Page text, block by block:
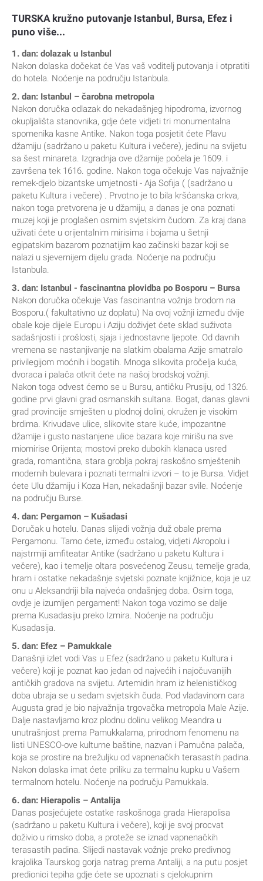
TURSKA kružno putovanje Istanbul, Bursa, Efez i
puno više...
1. dan: dolazak u Istanbul
Nakon dolaska dočekat će Vas vaš voditelj putovanja i otpratiti
do hotela. Noćenje na području Istanbula.
2. dan: Istanbul – čarobna metropola
Nakon doručka odlazak do nekadašnjeg hipodroma, izvornog
okupljališta stanovnika, gdje ćete vidjeti tri monumentalna
spomenika kasne Antike. Nakon toga posjetit ćete Plavu
džamiju (sadržano u paketu Kultura i večere), jedinu na svijetu
sa šest minareta. Izgradnja ove džamije počela je 1609. i
završena tek 1616. godine. Nakon toga očekuje Vas najvažnije
remek-djelo bizantske umjetnosti - Aja Sofija ( (sadržano u
paketu Kultura i večere) . Prvotno je to bila kršćanska crkva,
nakon toga pretvorena je u džamiju, a danas je ona poznati
muzej koji je proglašen osmim svjetskim čudom. Za kraj dana
uživati ćete u orijentalnim mirisima i bojama u šetnji
egipatskim bazarom poznatijim kao začinski bazar koji se
nalazi u sjevernijem dijelu grada. Noćenje na području
Istanbula.
3. dan: Istanbul - fascinantna plovidba po Bosporu – Bursa
Nakon doručka očekuje Vas fascinantna vožnja brodom na
Bosporu.( fakultativno uz doplatu) Na ovoj vožnji između dvije
obale koje dijele Europu i Aziju doživjet ćete sklad suživota
sadašnjosti i prošlosti, sjaja i jednostavne ljepote. Od davnih
vremena se nastanjivanje na slatkim obalama Azije smatralo
privilegijom moćnih i bogatih. Mnoga slikovita pročelja kuća,
dvoraca i palača otkrit ćete na našoj brodskoj vožnji.
Nakon toga odvest ćemo se u Bursu, antičku Prusiju, od 1326.
godine prvi glavni grad osmanskih sultana. Bogat, danas glavni
grad provincije smješten u plodnoj dolini, okružen je visokim
brdima. Krivudave ulice, slikovite stare kuće, impozantne
džamije i gusto nastanjene ulice bazara koje mirišu na sve
miomirise Orijenta; mostovi preko dubokih klanaca usred
grada, romantična, stara groblja pokraj raskošno smještenih
modernih bulevara i poznati termalni izvori – to je Bursa. Vidjet
ćete Ulu džamiju i Koza Han, nekadašnji bazar svile. Noćenje
na području Burse.
4. dan: Pergamon – Kušadasi
Doručak u hotelu. Danas slijedi vožnja duž obale prema
Pergamonu. Tamo ćete, između ostalog, vidjeti Akropolu i
najstrmiji amfiteatar Antike (sadržano u paketu Kultura i
večere), kao i temelje oltara posvećenog Zeusu, temelje grada,
hram i ostatke nekadašnje svjetski poznate knjižnice, koja je uz
onu u Aleksandriji bila najveća ondašnjeg doba. Osim toga,
ovdje je izumljen pergament! Nakon toga vozimo se dalje
prema Kusadasiju preko Izmira. Noćenje na području
Kusadasija.
5. dan: Efez – Pamukkale
Današnji izlet vodi Vas u Efez (sadržano u paketu Kultura i
večere) koji je poznat kao jedan od najvećih i najočuvanijih
antičkih gradova na svijetu. Artemidin hram iz helenističkog
doba ubraja se u sedam svjetskih čuda. Pod vladavinom cara
Augusta grad je bio najvažnija trgovačka metropola Male Azije.
Dalje nastavljamo kroz plodnu dolinu velikog Meandra u
unutrašnjost prema Pamukkalama, prirodnom fenomenu na
listi UNESCO-ove kulturne baštine, nazvan i Pamučna palača,
koja se prostire na brežuljku od vapnenačkih terasastih padina.
Nakon dolaska imat ćete priliku za termalnu kupku u Vašem
termalnom hotelu. Noćenje na području Pamukkala.
6. dan: Hierapolis – Antalija
Danas posjećujete ostatke raskošnoga grada Hierapolisa
(sadržano u paketu Kultura i večere), koji je svoj procvat
doživio u rimsko doba, a proteže se iznad vapnenačkih
terasastih padina. Slijedi nastavak vožnje preko predivnog
krajolika Taurskog gorja natrag prema Antaliji, a na putu posjet
predionici tepiha gdje ćete se upoznati s cjelokupnim